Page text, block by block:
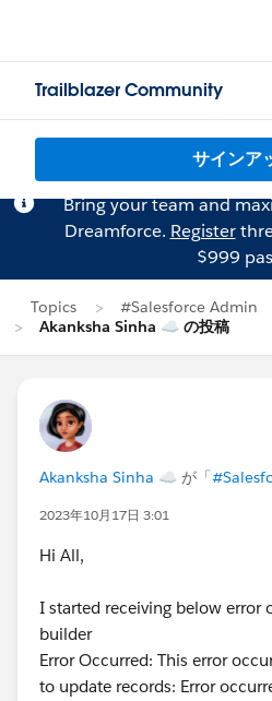
Trailblazer Community
サインア
Bring your team and
Dreamforce. Register
$999
Topics
#Salesforce Admin
Akanksha Sinha ☁ の投稿
Akanksha Sinha ☁ が「
2023年10月17日 3:01
Hi All,
I started receiving below error
builder
Error Occurred: This error
to update records: Error